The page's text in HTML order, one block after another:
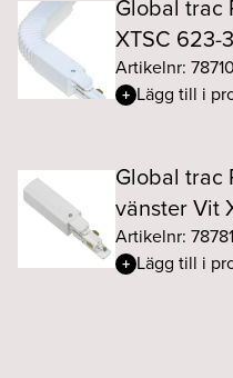
Global trac
XTSC 623-3
Artikelnr: 78710
Lägg till i
Global trac
vänster Vit
Artikelnr: 78781
Lägg till i